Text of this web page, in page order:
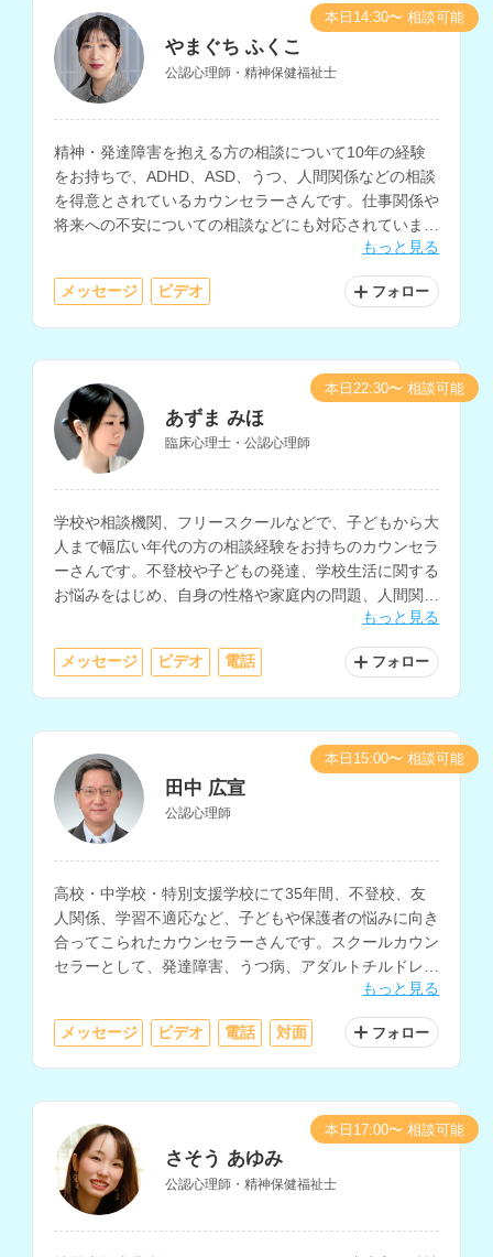
やまぐち ふくこ
公認心理師・精神保健福祉士
精神・発達障害を抱える方の相談について10年の経験
をお持ちで、ADHD、ASD、うつ、人間関係などの相談
を得意とされているカウンセラーさんです。仕事関係や
将来への不安についての相談などにも対応されていま
もっと見る
メッセージ ビデオ フォロー
本日14:30〜 相談可能
あずま みほ
臨床心理士・公認心理師
学校や相談機関、フリースクールなどで、子どもから大
人まで幅広い年代の方の相談経験をお持ちのカウンセラ
ーさんです。不登校や子どもの発達、学校生活に関する
お悩みをはじめ、自身の性格や家庭内の問題、人間関
係、職場での悩みなど、多様な相談に対応されていま
もっと見る
メッセージ ビデオ 電話 フォロー
本日22:30〜 相談可能
田中 広宣
公認心理師
高校・中学校・特別支援学校にて35年間、不登校、友
人関係、学習不適応など、子どもや保護者の悩みに向き
合ってこられたカウンセラーさんです。スクールカウン
セラーとして、発達障害、うつ病、アダルトチルドレ
ン、人間関係不安、摂食障害、ゲーム依存等の相談にも
もっと見る
メッセージ ビデオ 電話 対面 フォロー
本日15:00〜 相談可能
さそう あゆみ
公認心理師・精神保健福祉士
本日17:00〜 相談可能